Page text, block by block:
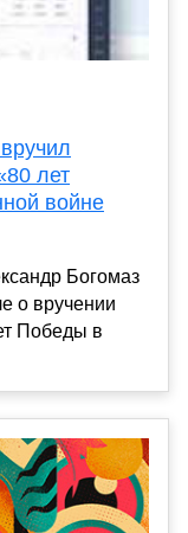
лет
войне
Богомаз
о вручении
Победы в